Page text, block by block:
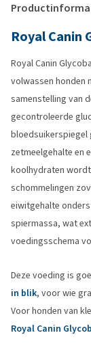
Royal Canin
Royal Canin
volwassen honden
samenstelling van
gecontroleerde
bloedsuikerspiegel
zetmeelgehalte en
koolhydraten
schommelingen
eiwitgehalte
spiermassa, wat
voedingsschema
Deze voeding is
in blik, voor wie
Voor honden van
Royal Canin